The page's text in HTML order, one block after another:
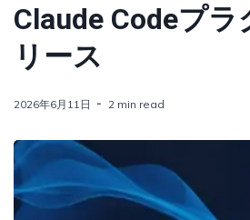
Claude Codeプラ
リース
2026年6月11日 2 min read